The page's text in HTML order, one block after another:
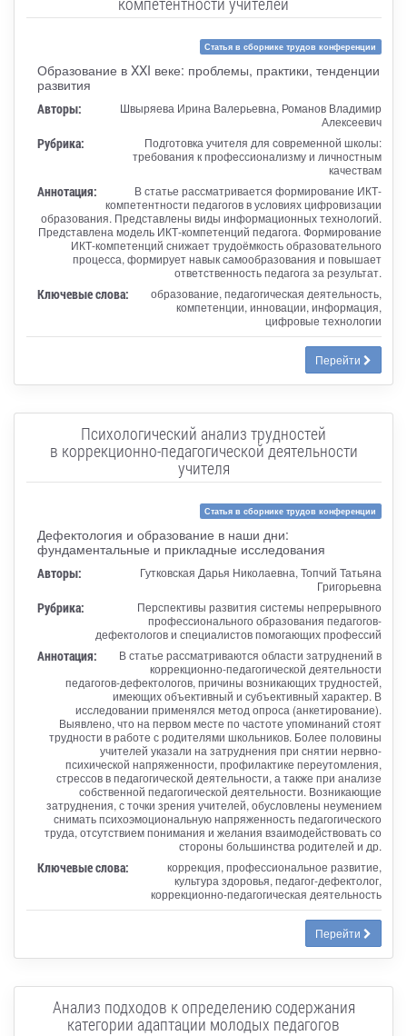
Статья в сборнике трудов конференции
Образование в XXI веке: проблемы, практики, тенденции
развития
Авторы:
Швыряева Ирина Валерьевна, Романов Владимир
Алексеевич
Рубрика:
Подготовка учителя для современной школы:
требования к профессионализму и личностным
качествам
Аннотация:
В статье рассматривается формирование ИКТ-
компетентности педагогов в условиях цифровизации
образования. Представлены виды информационных технологий.
Представлена модель ИКТ-компетенций педагога. Формирование
ИКТ-компетенций снижает трудоёмкость образовательного
процесса, формирует навык самообразования и повышает
ответственность педагога за результат.
Ключевые слова:
образование, педагогическая деятельность,
компетенции, инновации, информация,
цифровые технологии
Перейти
Психологический анализ трудностей
в коррекционно-педагогической деятельности
учителя
Статья в сборнике трудов конференции
Дефектология и образование в наши дни:
фундаментальные и прикладные исследования
Авторы:
Гутковская Дарья Николаевна, Топчий Татьяна
Григорьевна
Рубрика:
Перспективы развития системы непрерывного
профессионального образования педагогов-
дефектологов и специалистов помогающих профессий
Аннотация:
В статье рассматриваются области затруднений в
коррекционно-педагогической деятельности
педагогов-дефектологов, причины возникающих трудностей,
имеющих объективный и субъективный характер. В
исследовании применялся метод опроса (анкетирование).
Выявлено, что на первом месте по частоте упоминаний стоят
трудности в работе с родителями школьников. Более половины
учителей указали на затруднения при снятии нервно-
психической напряженности, профилактике переутомления,
стрессов в педагогической деятельности, а также при анализе
собственной педагогической деятельности. Возникающие
затруднения, с точки зрения учителей, обусловлены неумением
снимать психоэмоциональную напряженность педагогического
труда, отсутствием понимания и желания взаимодействовать со
стороны большинства родителей и др.
Ключевые слова:
коррекция, профессиональное развитие,
культура здоровья, педагог-дефектолог,
коррекционно-педагогическая деятельность
Перейти
Анализ подходов к определению содержания
категории адаптации молодых педагогов